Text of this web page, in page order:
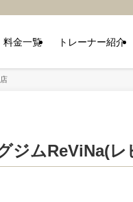
料金一覧 トレーナー紹介
ジムReViNa(